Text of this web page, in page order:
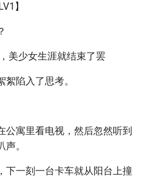
】
美少女生涯就结束了罢
陷入了思考。
公寓里看电视，然后忽然听到
。
下一刻一台卡车就从阳台上撞